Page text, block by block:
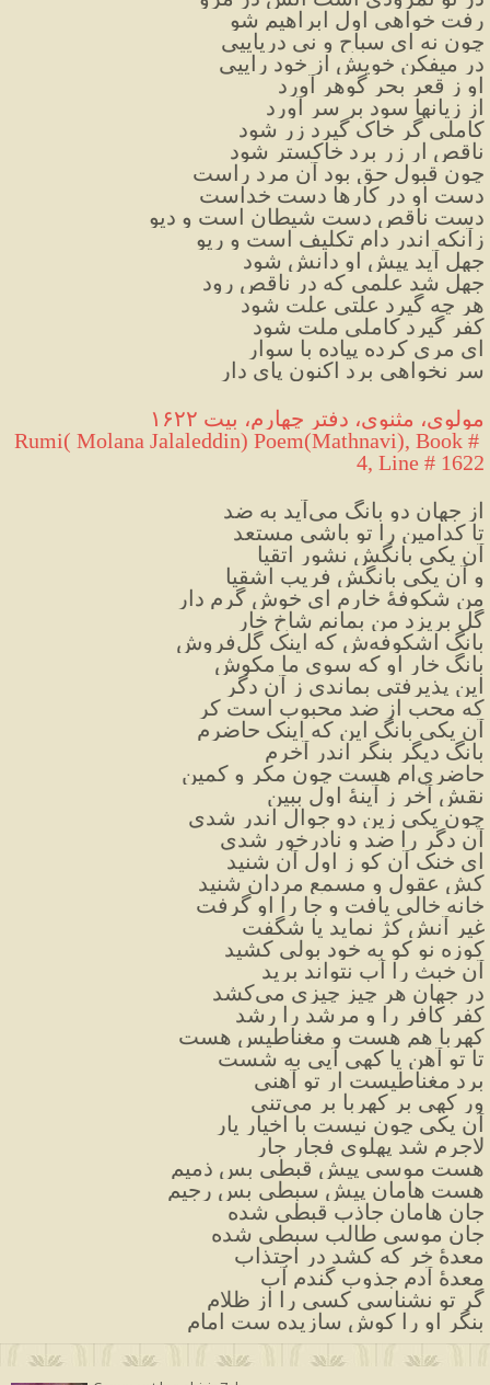
رفت خواهی اول ابراهیم شو
چون نه ای سباح و نی دریاییی
در میفکن خویش از خود راییی
او ز قعر بحر گوهر آورد
از زیانها سود بر سر آورد
کاملی گر خاک گیرد زر شود
ناقص ار زر برد خاکستر شود
چون قبول حق بود آن مرد راست
دست او در کارها دست خداست
دست ناقص دست شیطان است و دیو
زآنکه اندر دام تکلیف است و ریو
جهل آید پیش او دانش شود
جهل شد علمی که در ناقص رود
هر چه گیرد علتی علت شود
کفر گیرد کاملی ملت شود
ای مری کرده پیاده با سوار
سر نخواهی برد اکنون پای دار
مولوی، مثنوی، دفتر چهارم، بیت ۱۶۲۲
Rumi( Molana Jalaleddin) Poem(Mathnavi), Book #
4, Line # 1622
از جهان دو بانگ می‌آید به ضد
تا کدامین را تو باشی مستعد
آن یکی بانگش نشور اتقیا
و آن یکی بانگش فریب اشقیا
من شکوفهٔ خارم ای خوش گرم دار
گل بریزد من بمانم شاخ خار
بانگ اشکوفه‌ش که اینک گل‌فروش
بانگ خار او که سوی ما مکوش
این پذیرفتی بماندی ز آن دگر
که محب از ضد محبوب است کر
آن یکی بانگ این که اینک حاضرم
بانگ دیگر بنگر اندر آخرم
حاضری‌ام هست چون مکر و کمین
نقشِ آخر ز آینهٔ اول ببین
چون یکی زین دو جوال اندر شدی
آن دگر را ضد و نادرخور شدی
ای خنک آن کو ز اول آن شنید
کش عقول و مسمع مردان شنید
خانه خالی یافت و جا را او گرفت
غیرِ آنش کژ نماید یا شگفت
کوزه نو کو به خود بولی کشید
آن خبث را آب نتواند برید
در جهان هر چیز چیزی می‌کشد
کفر کافر را و مرشد را رشد
کهربا هم هست و مغناطیس هست
تا تو آهن یا کهی آیی به شست
برد مغناطیست ار تو آهنی
ور کهی بر کهربا بر می‌تنی
آن یکی چون نیست با اخیار یار
لاجرم شد پهلوی فجار جار
هست موسی پیش قبطی بس ذمیم
هست هامان پیشِ سبطی بس رجیم
جان هامان جاذب قبطی شده
جان موسی طالب سبطی شده
معدهٔ خر که کشد در اجتذاب
معدهٔ آدم جذوب گندم آب
گر تو نشناسی کسی را از ظلام
بنگر او را کوش سازیده ست امام